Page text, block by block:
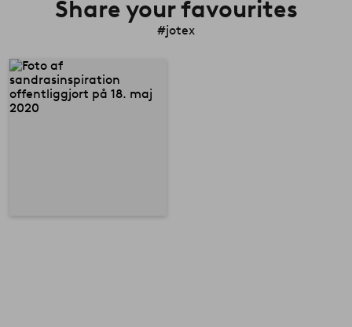
Share your favourites
#jotex